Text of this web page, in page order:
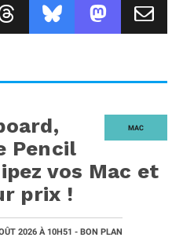
MAC
Pencil
vos Mac et
prix !
2026 À 10H51 - BON PLAN